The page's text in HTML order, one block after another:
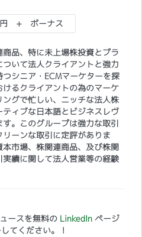
+ ボーナス
品、特に未上場株投資とプラ
いて法人クライアントと強力
シニア・ECMマーケターを探
るクライアントの為のマーケ
グで忙しい、ニッチな法人株
ィブな日本語とビジネスレヴ
。このグループは強力な取引
ーンな取引に定評がありま
市場、株関連商品、及び株関
績に関して法人営業等の経験
ースを無料の LinkedInページ
てください。！